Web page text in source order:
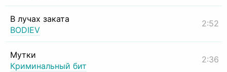
В лучах заката
BODIEV
2:52
Мутки
Криминальный бит
2:36